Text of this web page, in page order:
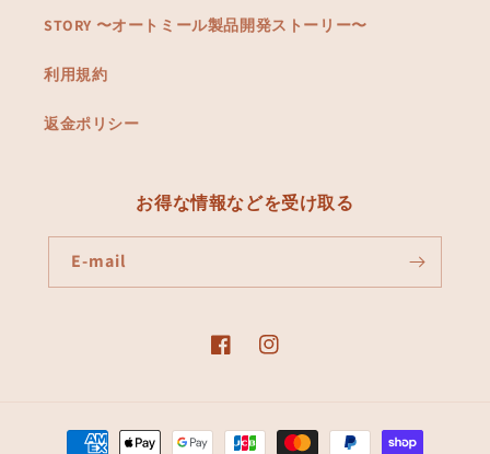
STORY 〜オートミール製品開発ストーリー〜
利用規約
返金ポリシー
お得な情報などを受け取る
E-mail
FacebookInstagram
Moyens